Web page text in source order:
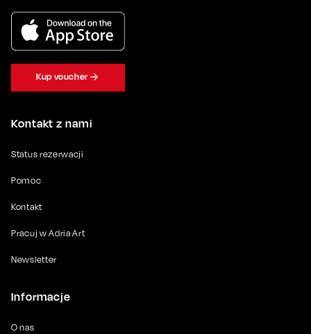
Kontakt z nami
Status rezerwacji
Pomoc
Kontakt
Pracuj w Adria Art
Newsletter
Informacje
O nas
Kup voucher